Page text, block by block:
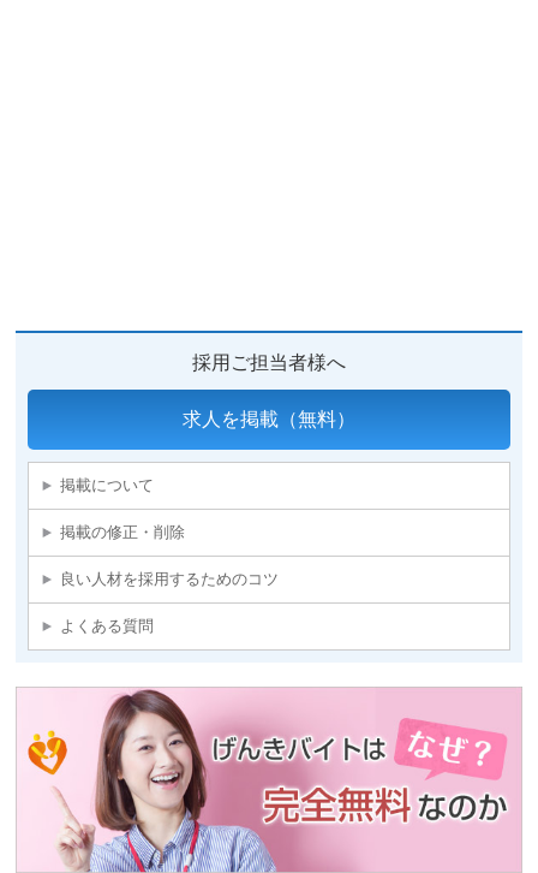
採用ご担当者様へ
求人を掲載（無料）
掲載について
掲載の修正・削除
良い人材を採用するためのコツ
よくある質問